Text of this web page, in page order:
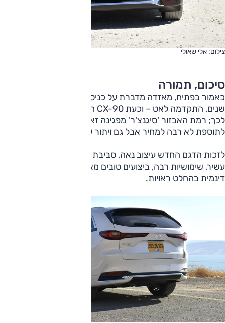
צילום: אלי שאולי
סיכום, תמורה
כאמור בפתיח, מאזדה מדברת על כניסה לעולם היוקרה מזה
שנים, התקדמה לאט – וכעת CX-90 הוא הביטוי המובהק ביותר
לכך; רמת האבזור 'סיגנצ'ר' מפגינה זאת היטב, בתמורה
לתוספת לא רבה למחיר אבל גם ויתור על מושב אחד.
לזכות הדגם החדש עיצוב נאה, סביבת נהג מכובדת ביותר, אבזור
עשיר, שימושיות רבה, ביצועים טובים מאוד, נוחות נסיעה ויכולת
דינמית בהחלט ראויות.